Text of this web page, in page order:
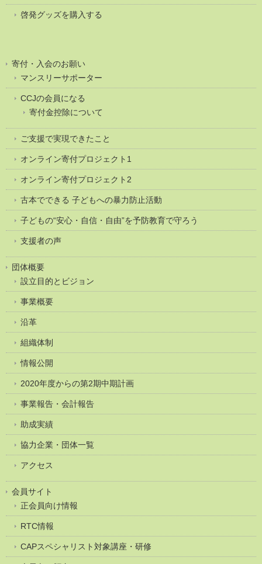
啓発グッズを購入する
寄付・入会のお願い
マンスリーサポーター
CCJの会員になる
寄付金控除について
ご支援で実現できたこと
オンライン寄付プロジェクト1
オンライン寄付プロジェクト2
古本でできる 子どもへの暴力防止活動
子どもの“安心・自信・自由”を予防教育で守ろう
支援者の声
団体概要
設立目的とビジョン
事業概要
沿革
組織体制
情報公開
2020年度からの第2期中期計画
事業報告・会計報告
助成実績
協力企業・団体一覧
アクセス
会員サイト
正会員向け情報
RTC情報
CAPスペシャリスト対象講座・研修